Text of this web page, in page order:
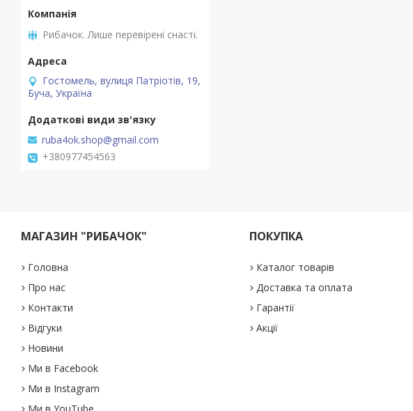
Рибачок. Лише перевірені снасті.
Гостомель, вулиця Патріотів, 19,
Буча, Україна
ruba4ok.shop@gmail.com
+380977454563
МАГАЗИН "РИБАЧОК"
Головна
Про нас
Контакти
Відгуки
Новини
Ми в Facebook
Ми в Instagram
ПОКУПКА
Каталог товарів
Доставка та оплата
Гарантії
Акції